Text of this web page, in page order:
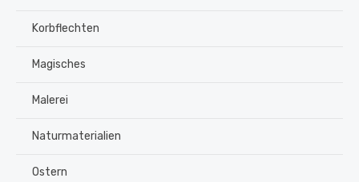
Korbflechten
Magisches
Malerei
Naturmaterialien
Ostern